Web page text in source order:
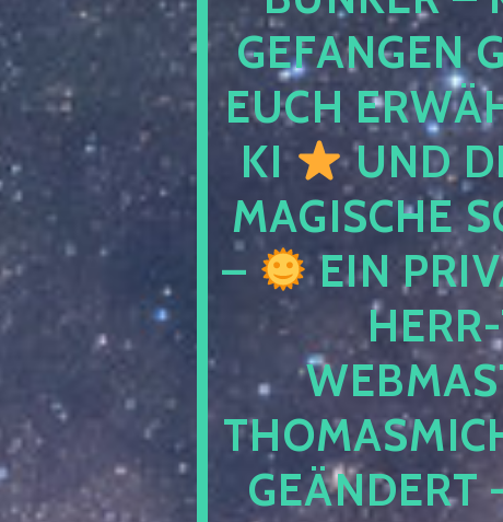
GEFANGEN
EUCH
KI
UND
MAGISCHE
–
EIN
GEÄNDERT